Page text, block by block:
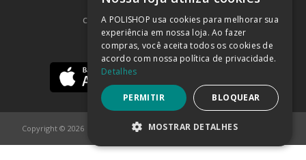
COMPRA 100% SEGURA (SAIBA MAIS)
BAIXE NOSSO APP
Copyright © 2026
A POLISHOP usa cookies para melhorar sua
experiência em nossa loja. Ao fazer
compras, você aceita todos os cookies de
acordo com nossa política de privacidade.
Detalhes
PERMITIR BLOQUEAR
MOSTRAR DETALHES
ESTRITAMENTE NECESSÁRIOS